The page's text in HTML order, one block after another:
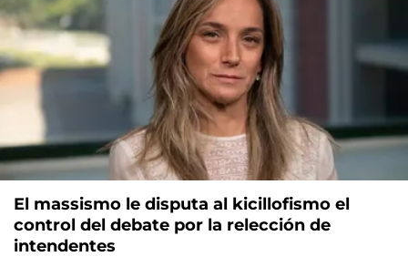
El massismo le disputa al kicillofismo el
control del debate por la relección de
intendentes